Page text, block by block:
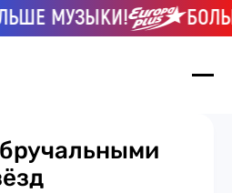
МУЗЫКИ! БОЛЬШЕ